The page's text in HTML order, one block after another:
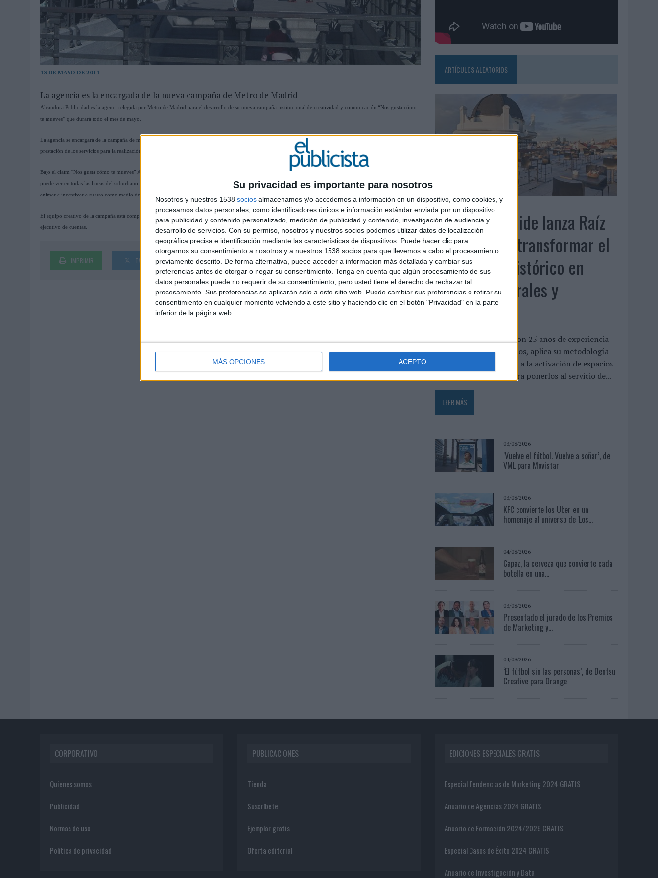
Su privacidad es importante para nosotros
Nosotros y nuestros 1538 socios almacenamos y/o accedemos a información en un dispositivo, como cookies, y
procesamos datos personales, como identificadores únicos e información estándar enviada por un dispositivo
para publicidad y contenido personalizado, medición de publicidad y contenido, investigación de audiencia y
desarrollo de servicios. Con su permiso, nosotros y nuestros socios podemos utilizar datos de localización
geográfica precisa e identificación mediante las características de dispositivos. Puede hacer clic para
otorgarnos su consentimiento a nosotros y a nuestros 1538 socios para que llevemos a cabo el procesamiento
previamente descrito. De forma alternativa, puede acceder a información más detallada y cambiar sus
preferencias antes de otorgar o negar su consentimiento. Tenga en cuenta que algún procesamiento de sus
datos personales puede no requerir de su consentimiento, pero usted tiene el derecho de rechazar tal
procesamiento. Sus preferencias se aplicarán solo a este sitio web. Puede cambiar sus preferencias o retirar su
consentimiento en cualquier momento volviendo a este sitio y haciendo clic en el botón "Privacidad" en la parte
inferior de la página web.
MÁS OPCIONES ACEPTO
MOVISTAR APELA A LA ILUSIÓN DE LAS AFICIONES PARA EL REGRESO DEL FÚTBOL
06/08/2026
‘LA VUELTA’, DE FENOMENAL PARA MÁLAGA CF
13 DE MAYO DE 2011
La agencia es la encargada de la nueva campaña de Metro de Madrid
Alcandora Publicidad es la agencia elegida por Metro de Madrid para el desarrollo de su nueva campaña institucional de creatividad y comunicación “Nos gusta cómo
te mueves” que durará todo el mes de mayo.
La agencia se encargará de la campaña de marketing promocional, en la que se incluye producción de material gráfico para pórticos, ascensores y revistas y la
prestación de los servicios para la realización de stands en ferias, exposiciones, convenciones, eventos y ruedas de prensa.
Bajo el claim “Nos gusta cómo te mueves” Alcandora ha querido transmitir la actitud del usuario de Metro convirtiéndole en el protagonista de la campaña que ya se
puede ver en todas las líneas del suburbano. El objetivo de la agencia es informar al usuario de Metro de Madrid de que éste es uno de los mejores Metros del mundo y
animar e incentivar a su uso como medio de transporte.
El equipo creativo de la campaña está compuesto por Alberto Labad, director de arte, Pilar Illescas, creativa y Ignacio Arrese, copy. Con Ricardo Rambla como
ejecutivo de cuentas.
IMPRIMIR TWEET SHARE SHARE ENVIAR PIN
ARTÍCULOS ALEATORIOS
05/08/2026
Beon Worldwide lanza Raíz
Urbana para transformar el
patrimonio histórico en
activos culturales y
económicos
La empresa española, con 25 años de experiencia
en producción de eventos, aplica su metodología
de producción in-house a la activación de espacios
históricos en desuso para ponerlos al servicio de...
LEER MÁS
03/08/2026
‘Vuelve el fútbol. Vuelve a soñar’, de
VML para Movistar
03/08/2026
KFC convierte los Uber en un
homenaje al universo de 'Los...
04/08/2026
Capaz, la cerveza que convierte cada
botella en una...
03/08/2026
Presentado el jurado de los Premios
de Marketing y...
04/08/2026
‘El fútbol sin las personas’, de Dentsu
Creative para Orange
CORPORATIVO
Quienes somos
Publicidad
Normas de uso
Política de privacidad
PUBLICACIONES
Tienda
Suscríbete
Ejemplar gratis
Oferta editorial
EDICIONES ESPECIALES GRATIS
Especial Tendencias de Marketing 2024 GRATIS
Anuario de Agencias 2024 GRATIS
Anuario de Formación 2024/2025 GRATIS
Especial Casos de Éxito 2024 GRATIS
Anuario de Investigación y Data